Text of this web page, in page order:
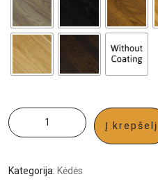
Į krepšelį
Kategorija: Kėdės